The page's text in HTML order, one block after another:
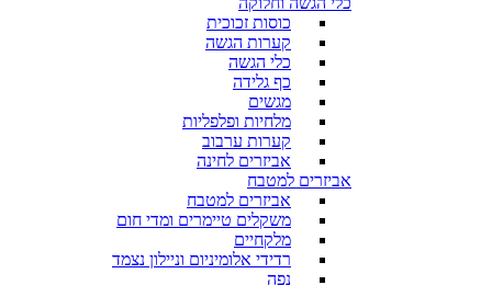
כוסות זכוכית
קערות הגשה
כלי הגשה
כף גלידה
מגשים
מלחיות ופלפליות
קערות ערבוב
אביזרים לחינה
אביזרים למטבח
אביזרים למטבח
משקלים טיימרים ומדי חום
מלקחיים
רדידי אלומיניום וניילון נצמד
נפה